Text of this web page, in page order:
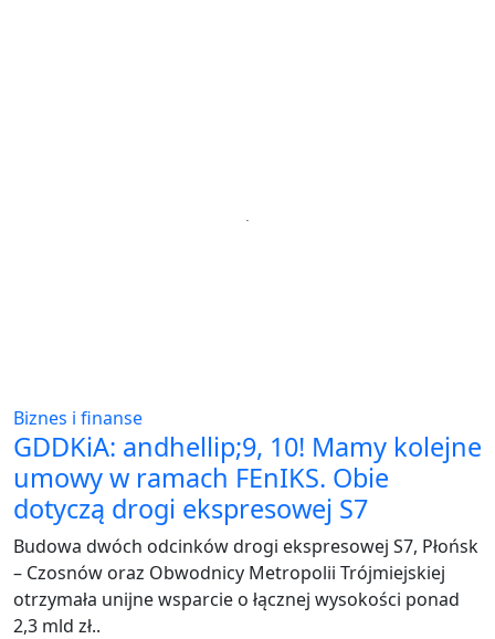
Biznes i finanse
GDDKiA: andhellip;9, 10! Mamy kolejne
umowy w ramach FEnIKS. Obie
dotyczą drogi ekspresowej S7
Budowa dwóch odcinków drogi ekspresowej S7, Płońsk
– Czosnów oraz Obwodnicy Metropolii Trójmiejskiej
otrzymała unijne wsparcie o łącznej wysokości ponad
2,3 mld zł..